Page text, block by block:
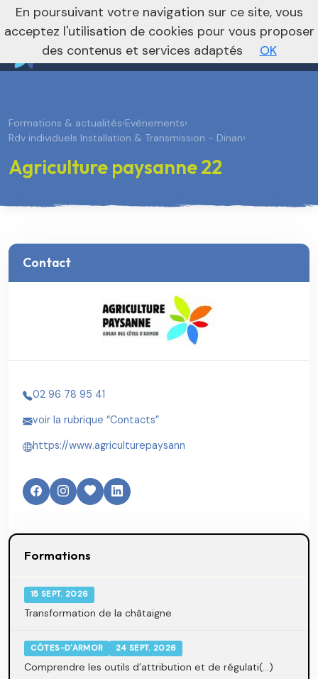
Vers le site national
nivo_2026: 1
Formations & actualités›Evènements›
Rdv individuels Installation & Transmission - Dinan›
Agriculture paysanne 22
Contact
02 96 78 95 41
voir la rubrique “Contacts”
https://www.agriculturepaysann
Formations
15 SEPT. 2026
Transformation de la châtaigne
CÔTES-D'ARMOR 24 SEPT. 2026
Comprendre les outils d’attribution et de régulati(...)
En poursuivant votre navigation sur ce site, vous
acceptez l'utilisation de cookies pour vous proposer
des contenus et services adaptés
OK